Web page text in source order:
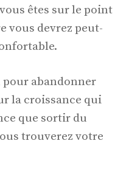
êtes sur le point
vous devrez peut-
pour abandonner
la croissance qui
que sortir du
trouverez votre